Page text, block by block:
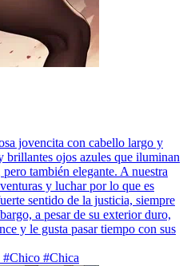
jovencita con cabello largo y
brillantes ojos azules que iluminan
también elegante. A nuestra
y luchar por lo que es
sentido de la justicia, siempre
a pesar de su exterior duro,
y le gusta pasar tiempo con sus
#Chica